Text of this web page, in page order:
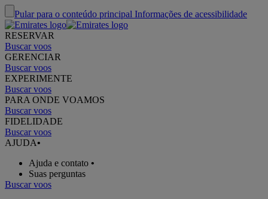
Pular para o conteúdo principal Informações de acessibilidade
RESERVAR
Buscar voos
GERENCIAR
Buscar voos
EXPERIMENTE
Buscar voos
PARA ONDE VOAMOS
Buscar voos
FIDELIDADE
Buscar voos
AJUDA•
Ajuda e contato •
Suas perguntas
Buscar voos